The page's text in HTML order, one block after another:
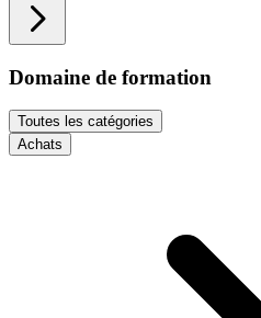
Domaine de formation
Toutes les catégories
Achats